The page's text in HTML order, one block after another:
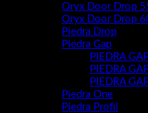
Oryx Door Drop
Oryx Door Drop
Piedra Drop
Piedra Gap
PIEDRA
PIEDRA
PIEDRA
Piedra One
Piedra Profil